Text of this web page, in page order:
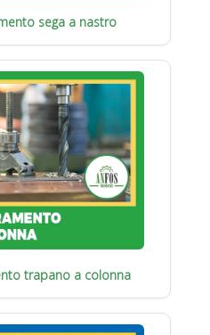
sega a nastro
trapano a colonna